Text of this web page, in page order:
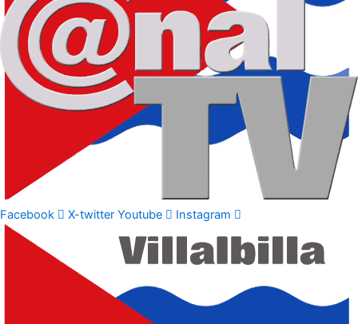
Facebook X-twitter Youtube Instagram